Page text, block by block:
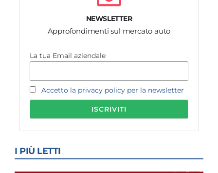
NEWSLETTER
Approfondimenti sul mercato auto
La tua Email aziendale
Accetto la privacy policy per la newsletter
I PIÙ LETTI